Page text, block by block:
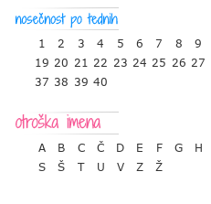
1 2 3 4 5 6 7 8 9
19 20 21 22 23 24 25 26 27
37 38 39 40
A B C Č D E F G H
S
Š T U V Z Ž